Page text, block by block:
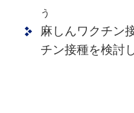
う
麻しんワクチン
チン接種を検討